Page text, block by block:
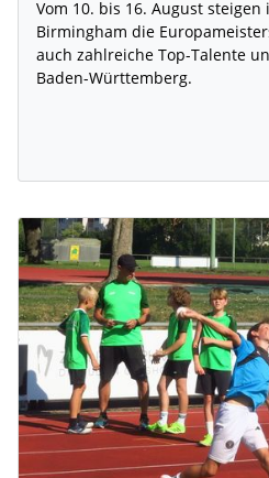
Vom 10. bis 16. August
Birmingham die
auch zahlreiche Top-Talente
Baden-Württemberg.